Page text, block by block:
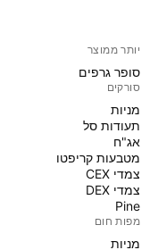
יותר ממוצר
סופר גרפים
סורקים
מניות‏
תעודות סל
אג"ח
מטבעות קריפטו
צמדי CEX
צמדי DEX
Pine
מפות חום
מניות‏